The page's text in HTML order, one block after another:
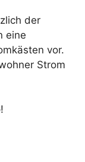
der
eine
vor.
Strom